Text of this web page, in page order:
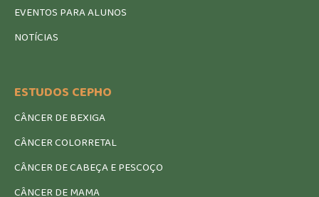
EVENTOS PARA ALUNOS
NOTÍCIAS
ESTUDOS CEPHO
CÂNCER DE BEXIGA
CÂNCER COLORRETAL
CÂNCER DE CABEÇA E PESCOÇO
CÂNCER DE MAMA